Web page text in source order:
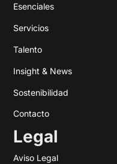
Esenciales
Servicios
Talento
Insight & News
Sostenibilidad
Contacto
Legal
Aviso Legal